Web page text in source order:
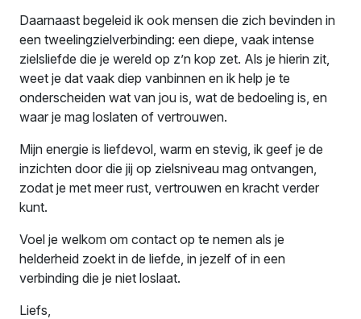
Daarnaast begeleid ik ook mensen die zich bevinden in
een tweelingzielverbinding: een diepe, vaak intense
zielsliefde die je wereld op z’n kop zet. Als je hierin zit,
weet je dat vaak diep vanbinnen en ik help je te
onderscheiden wat van jou is, wat de bedoeling is, en
waar je mag loslaten of vertrouwen.
Mijn energie is liefdevol, warm en stevig, ik geef je de
inzichten door die jij op zielsniveau mag ontvangen,
zodat je met meer rust, vertrouwen en kracht verder
kunt.
Voel je welkom om contact op te nemen als je
helderheid zoekt in de liefde, in jezelf of in een
verbinding die je niet loslaat.
Liefs,